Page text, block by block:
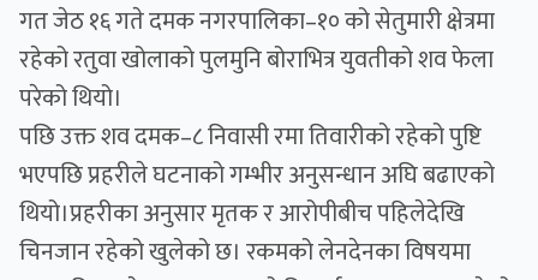
गत जेठ १६ गते दमक नगरपालिका–१० को सेतुमारी क्षेत्रमा
रहेको रतुवा खोलाको पुलमुनि बोराभित्र युवतीको शव फेला
परेको थियो।
पछि उक्त शव दमक–८ निवासी रमा तिवारीको रहेको पुष्टि
भएपछि प्रहरीले घटनाको गम्भीर अनुसन्धान अघि बढाएको
थियो।प्रहरीका अनुसार मृतक र आरोपीबीच पहिलेदेखि
चिनजान रहेको खुलेको छ। रकमको लेनदेनका विषयमा